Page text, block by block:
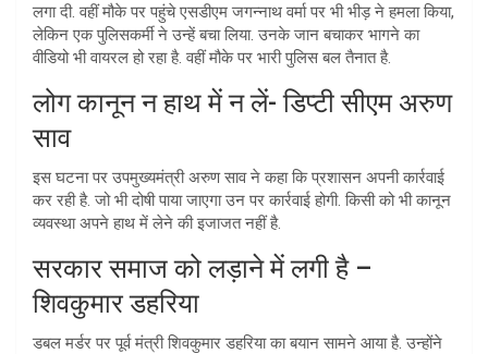
लगा दी. वहीं मौके पर पहुंचे एसडीएम जगन्नाथ वर्मा पर भी भीड़ ने हमला किया,
लेकिन एक पुलिसकर्मी ने उन्हें बचा लिया. उनके जान बचाकर भागने का
वीडियो भी वायरल हो रहा है. वहीं मौके पर भारी पुलिस बल तैनात है.
लोग कानून न हाथ में न लें- डिप्टी सीएम अरुण
साव
इस घटना पर उपमुख्यमंत्री अरुण साव ने कहा कि प्रशासन अपनी कार्रवाई
कर रही है. जो भी दोषी पाया जाएगा उन पर कार्रवाई होगी. किसी को भी कानून
व्यवस्था अपने हाथ में लेने की इजाजत नहीं है.
सरकार समाज को लड़ाने में लगी है –
शिवकुमार डहरिया
डबल मर्डर पर पूर्व मंत्री शिवकुमार डहरिया का बयान सामने आया है. उन्होंने